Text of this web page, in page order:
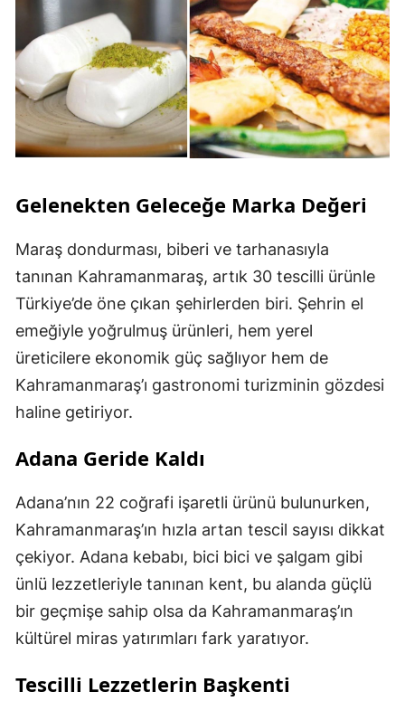
Gelenekten Geleceğe Marka Değeri
Maraş dondurması, biberi ve tarhanasıyla
tanınan Kahramanmaraş, artık 30 tescilli ürünle
Türkiye’de öne çıkan şehirlerden biri. Şehrin el
emeğiyle yoğrulmuş ürünleri, hem yerel
üreticilere ekonomik güç sağlıyor hem de
Kahramanmaraş’ı gastronomi turizminin gözdesi
haline getiriyor.
Adana Geride Kaldı
Adana’nın 22 coğrafi işaretli ürünü bulunurken,
Kahramanmaraş’ın hızla artan tescil sayısı dikkat
çekiyor. Adana kebabı, bici bici ve şalgam gibi
ünlü lezzetleriyle tanınan kent, bu alanda güçlü
bir geçmişe sahip olsa da Kahramanmaraş’ın
kültürel miras yatırımları fark yaratıyor.
Tescilli Lezzetlerin Başkenti